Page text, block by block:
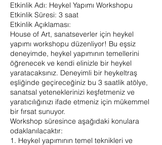
Etkinlik Adı: Heykel Yapımı Workshopu
Etkinlik Süresi: 3 saat
Etkinlik Açıklaması:
House of Art, sanatseverler için heykel
yapımı workshopu düzenliyor! Bu eşsiz
deneyimde, heykel yapımının temellerini
öğrenecek ve kendi elinizle bir heykel
yaratacaksınız. Deneyimli bir heykeltraş
eşliğinde geçireceğiniz bu 3 saatlik atölye,
sanatsal yeteneklerinizi keşfetmeniz ve
yaratıcılığınızı ifade etmeniz için mükemmel
bir fırsat sunuyor.
Workshop süresince aşağıdaki konulara
odaklanılacaktır:
1. Heykel yapımının temel teknikleri ve